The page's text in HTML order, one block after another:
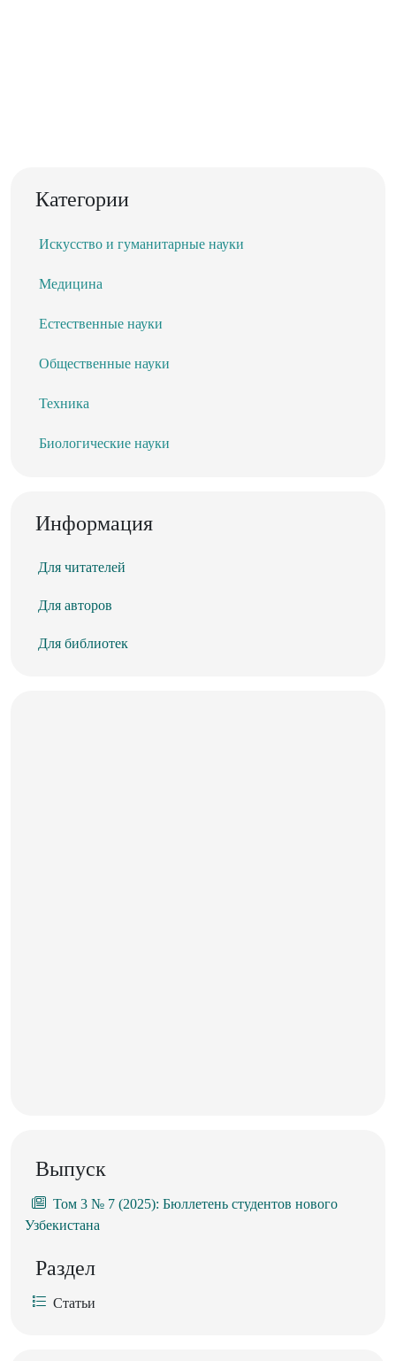
Категории
Искусство и гуманитарные науки
Медицина
Естественные науки
Общественные науки
Техника
Биологические науки
Информация
Для читателей
Для авторов
Для библиотек
Выпуск
Том 3 № 7 (2025): Бюллетень студентов нового
Узбекистана
Раздел
Статьи